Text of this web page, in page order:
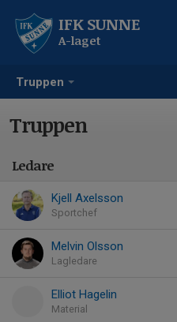
Truppen
IFK SUNNE
A-laget
Truppen
Ledare
Kjell Axelsson
Sportchef
Melvin Olsson
Lagledare
Elliot Hagelin
Material